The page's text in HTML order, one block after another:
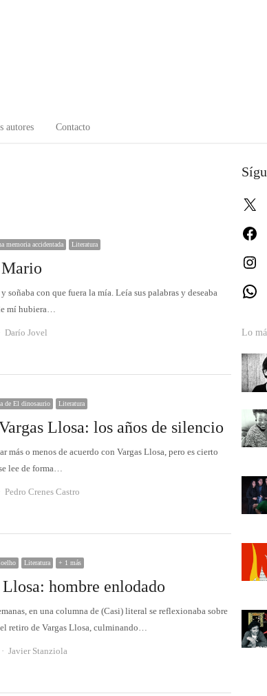
autores Contacto
memoria accidentada Literatura
soñaba con que fuera la mía. Leía sus palabras y deseaba
mí hubiera…
Autor
Darío Jovel
de El dinosaurio Literatura
Llosa: los años de silencio
más o menos de acuerdo con Vargas Llosa, pero es cierto
lee de forma…
Autor
Pedro Crenes Castro
Literatura + 1 más
Llosa: hombre enlodado
en una columna de (Casi) literal se reflexionaba sobre
retiro de Vargas Llosa, culminando…
Autor
Javier Stanziola
Lo